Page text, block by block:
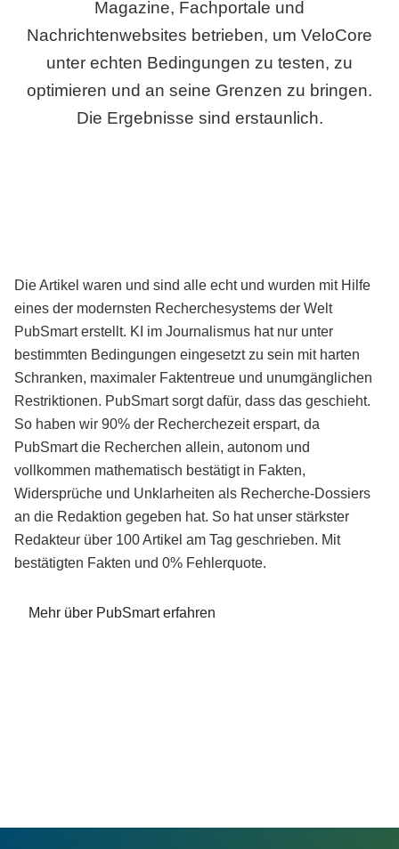
Magazine, Fachportale und
Nachrichtenwebsites betrieben, um VeloCore
unter echten Bedingungen zu testen, zu
optimieren und an seine Grenzen zu bringen.
Die Ergebnisse sind erstaunlich.
Die Artikel waren und sind alle echt und wurden mit Hilfe
eines der modernsten Recherchesystems der Welt
PubSmart erstellt. KI im Journalismus hat nur unter
bestimmten Bedingungen eingesetzt zu sein mit harten
Schranken, maximaler Faktentreue und unumgänglichen
Restriktionen. PubSmart sorgt dafür, dass das geschieht.
So haben wir 90% der Recherchezeit erspart, da
PubSmart die Recherchen allein, autonom und
vollkommen mathematisch bestätigt in Fakten,
Widersprüche und Unklarheiten als Recherche-Dossiers
an die Redaktion gegeben hat. So hat unser stärkster
Redakteur über 100 Artikel am Tag geschrieben. Mit
bestätigten Fakten und 0% Fehlerquote.
Mehr über PubSmart erfahren